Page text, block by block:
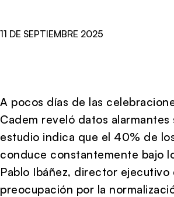
11 DE SEPTIEMBRE 2025
A pocos días de las
Cadem reveló datos
estudio indica que el 40% de
conduce constantemente bajo
Pablo Ibáñez, director ejecutivo
preocupación por la